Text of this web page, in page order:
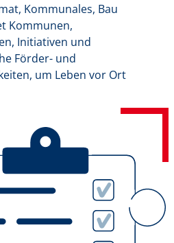
Kommunales, Bau
Kommunen,
Initiativen und
Förder- und
um Leben vor Ort